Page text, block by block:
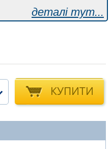
деталі тут...
КУПИТИ